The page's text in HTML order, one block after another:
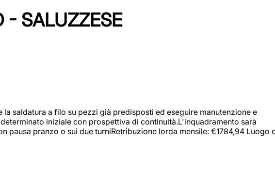
- SALUZZESE
saldatura a filo su pezzi già predisposti ed eseguire manutenzione e
iniziale con prospettiva di continuità.L'inquadramento sarà
pranzo o sui due turniRetribuzione lorda mensile: €1784,94 Luogo